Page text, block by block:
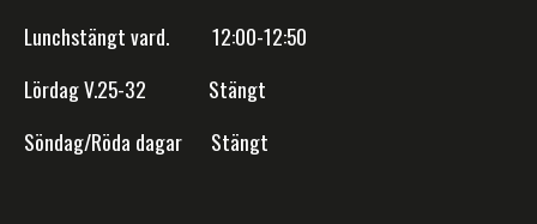
Lunchstängt vard. 12:00-12:50
Lördag V.25-32 Stängt
Söndag/Röda dagar Stängt